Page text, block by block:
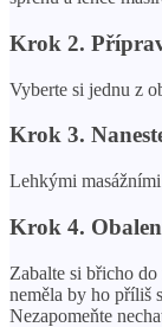
Krok 2.
Vyberte si jednu z
Krok 3.
Lehkými
Krok 4.
Zabalte si břicho
neměla by ho příliš
Nezapomeňte